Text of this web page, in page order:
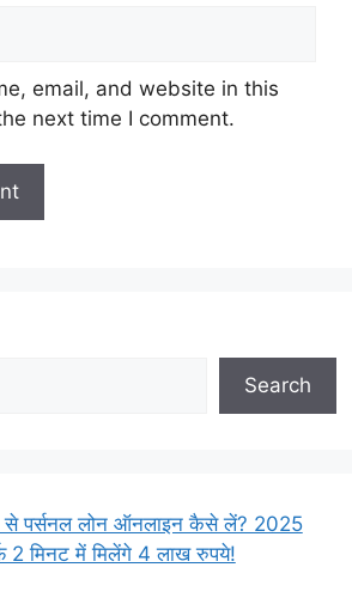
email, and website in this
next time I comment.
Search
से पर्सनल लोन ऑनलाइन कैसे लें? 2025
2 मिनट में मिलेंगे 4 लाख रुपये!